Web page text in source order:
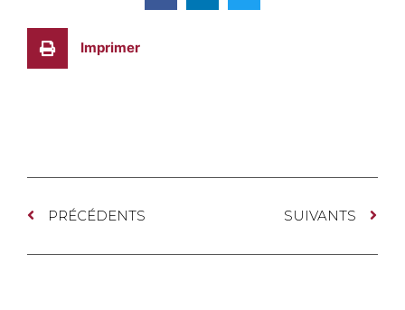
Imprimer
PRÉCÉDENTS SUIVANTS